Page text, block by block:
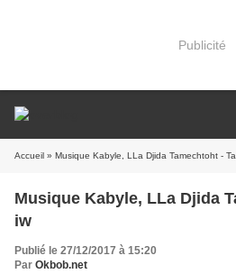
Publicité
Accueil » Musique Kabyle, LLa Djida Tamechtoht -
Musique Kabyle, LLa Djida
iw
Publié le 27/12/2017 à 15:20
Par Okbob.net